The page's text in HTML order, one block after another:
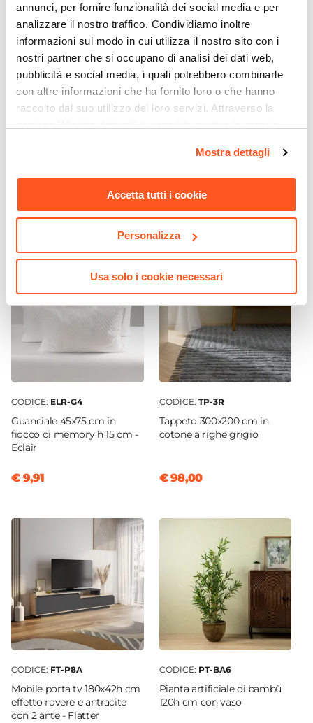
annunci, per fornire funzionalità dei social media e per
analizzare il nostro traffico. Condividiamo inoltre
informazioni sul modo in cui utilizza il nostro sito con i
nostri partner che si occupano di analisi dei dati web,
pubblicità e social media, i quali potrebbero combinarle
con altre informazioni che ha fornito loro o che hanno
raccolto dal suo utilizzo dei loro servizi. Attraverso la
momento. Per maggiori informazioni si invita a leggere la
Mostra dettagli
Accetta tutti i cookie
Personalizza
Usa solo i cookie necessari
legno antracite - Kantiko
€ 104,00
CODICE:KAN-AM7
cm antracite - Kantiko
€ 37,00
CODICE: ELR-G4
Guanciale 45x75 cm in
fiocco di memory h 15 cm -
Eclair
€ 9,91
CODICE: TP-3R
Tappeto 300x200 cm in
cotone a righe grigio
€ 98,00
CODICE: FT-P8A
Mobile porta tv 180x42h cm
effetto rovere e antracite
con 2 ante - Flatter
CODICE: PT-BA6
Pianta artificiale di bambù
120h cm con vaso